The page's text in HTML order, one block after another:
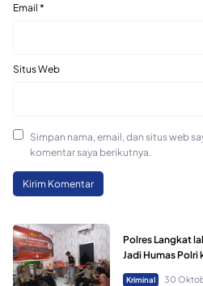
Email *
Situs Web
Simpan nama, email, dan situs web
komentar saya berikutnya.
Polres Langkat
Jadi Humas Polri
Kriminal 30